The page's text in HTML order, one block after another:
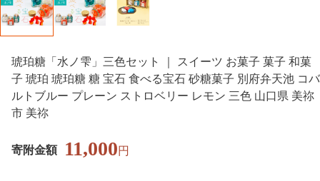
琥珀糖「水ノ雫」三色セット ｜ スイーツ お菓子 菓子 和菓
子 琥珀 琥珀糖 糖 宝石 食べる宝石 砂糖菓子 別府弁天池 コバ
ルトブルー プレーン ストロベリー レモン 三色 山口県 美祢
市 美祢
寄附金額 11,000円